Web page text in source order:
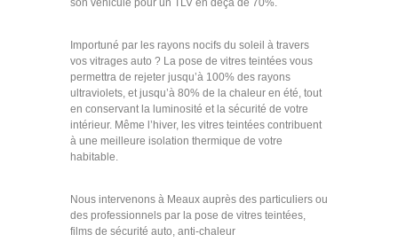
Importuné par les rayons nocifs du soleil à travers
vos vitrages auto ? La pose de vitres teintées vous
permettra de rejeter jusqu’à 100% des rayons
ultraviolets, et jusqu’à 80% de la chaleur en été, tout
en conservant la luminosité et la sécurité de votre
intérieur. Même l’hiver, les vitres teintées contribuent
à une meilleure isolation thermique de votre
habitable.
Nous intervenons à Meaux auprès des particuliers ou
des professionnels par la pose de vitres teintées,
films de sécurité auto, anti-chaleur